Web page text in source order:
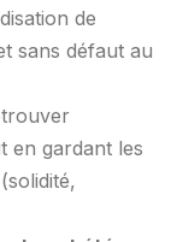
de
sans défaut au
en gardant les